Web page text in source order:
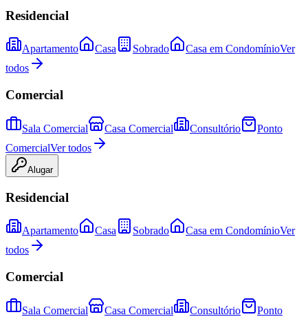
Residencial
Apartamento Casa Sobrado Casa em CondomínioVer
todos
Comercial
Sala Comercial Casa Comercial Consultório
Ponto
ComercialVer todos
Alugar
Residencial
Apartamento Casa Sobrado Casa em CondomínioVer
todos
Comercial
Sala Comercial Casa Comercial Consultório
Ponto